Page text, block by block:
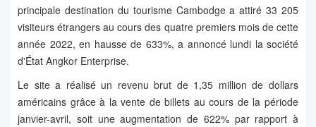
principale destination du tourisme Cambodge a attiré 33 205
visiteurs étrangers au cours des quatre premiers mois de cette
année 2022, en hausse de 633%, a annoncé lundi la société
d'État Angkor Enterprise.
Le site a réalisé un revenu brut de 1,35 million de dollars
américains grâce à la vente de billets au cours de la période
janvier-avril, soit une augmentation de 622% par rapport à